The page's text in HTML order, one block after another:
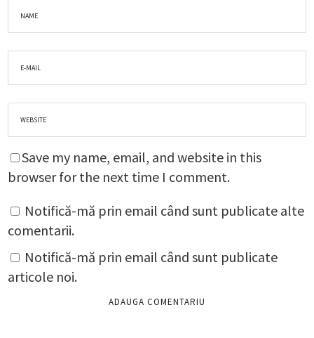
Save my name, email, and website in this
browser for the next time I comment.
Notifică-mă prin email când sunt publicate alte
comentarii.
Notifică-mă prin email când sunt publicate
articole noi.